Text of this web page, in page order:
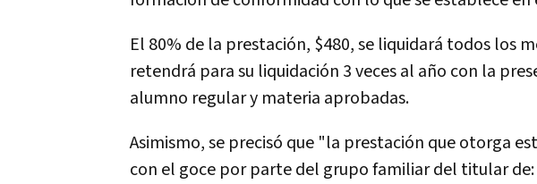
El 80% de la prestación, $480, se liquidará todos los
retendrá para su liquidación 3 veces al año con la
alumno regular y materia aprobadas.
Asimismo, se precisó que "la prestación que otorga
con el goce por parte del grupo familiar del titular